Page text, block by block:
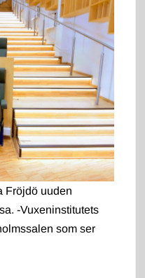
Fröjdö uuden
-Vuxeninstitutets
som ser